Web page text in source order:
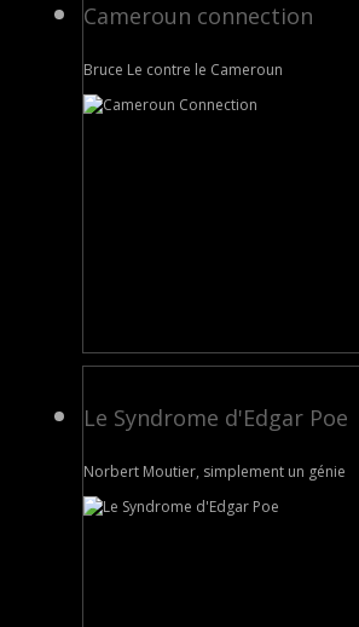
Cameroun connection
Bruce Le contre le Cameroun
Le Syndrome d'Edgar Poe
Norbert Moutier, simplement un génie